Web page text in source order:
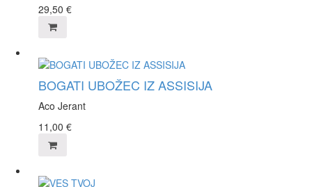
29,50 €
BOGATI UBOŽEC IZ ASSISIJA
Aco Jerant
11,00 €